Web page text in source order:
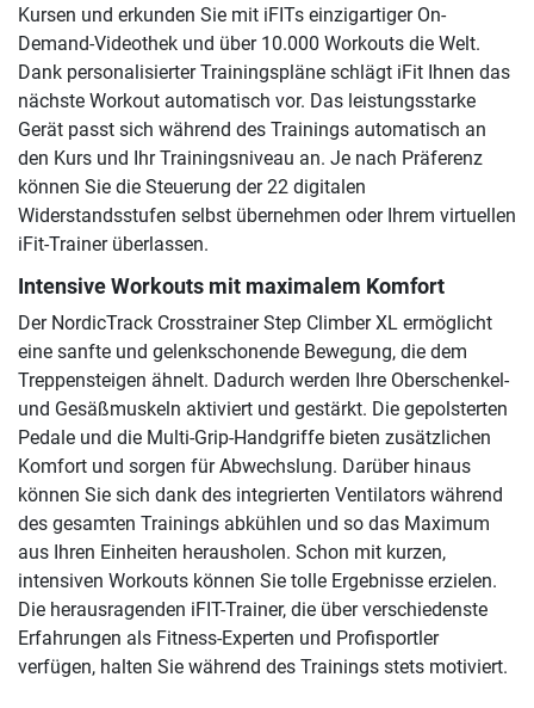
Kursen und erkunden Sie mit iFITs einzigartiger On-
Demand-Videothek und über 10.000 Workouts die Welt.
Dank personalisierter Trainingspläne schlägt iFit Ihnen das
nächste Workout automatisch vor. Das leistungsstarke
Gerät passt sich während des Trainings automatisch an
den Kurs und Ihr Trainingsniveau an. Je nach Präferenz
können Sie die Steuerung der 22 digitalen
Widerstandsstufen selbst übernehmen oder Ihrem virtuellen
iFit-Trainer überlassen.
Intensive Workouts mit maximalem Komfort
Der NordicTrack Crosstrainer Step Climber XL ermöglicht
eine sanfte und gelenkschonende Bewegung, die dem
Treppensteigen ähnelt. Dadurch werden Ihre Oberschenkel-
und Gesäßmuskeln aktiviert und gestärkt. Die gepolsterten
Pedale und die Multi-Grip-Handgriffe bieten zusätzlichen
Komfort und sorgen für Abwechslung. Darüber hinaus
können Sie sich dank des integrierten Ventilators während
des gesamten Trainings abkühlen und so das Maximum
aus Ihren Einheiten herausholen. Schon mit kurzen,
intensiven Workouts können Sie tolle Ergebnisse erzielen.
Die herausragenden iFIT-Trainer, die über verschiedenste
Erfahrungen als Fitness-Experten und Profisportler
verfügen, halten Sie während des Trainings stets motiviert.